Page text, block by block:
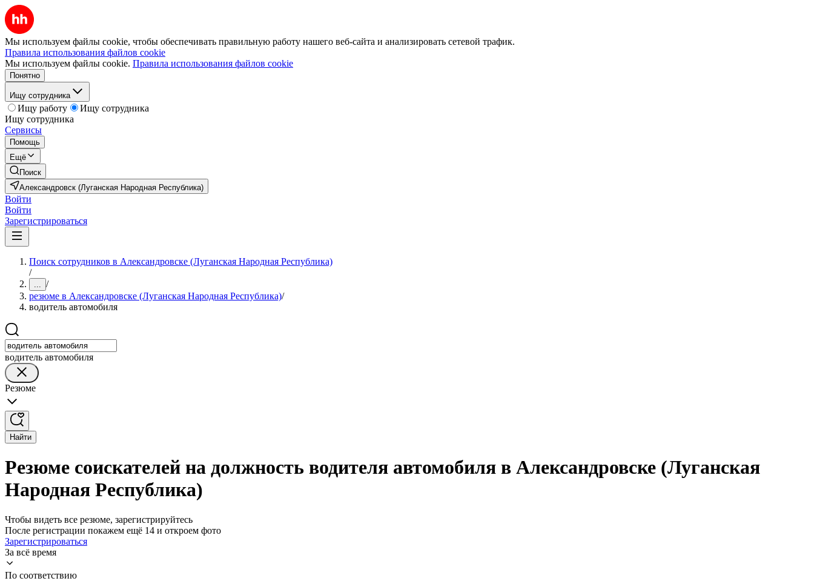
Мы используем файлы cookie, чтобы обеспечивать правильную работу нашего веб-сайта и анализировать сетевой трафик.
Правила использования файлов cookie
Мы используем файлы cookie. Правила использования файлов cookie
Понятно
Ищу сотрудника
Ищу работу
Ищу сотрудника
Ищу сотрудника
Сервисы
Помощь
Ещё
Поиск
Александровск (Луганская Народная Республика)
Войти
Войти
Зарегистрироваться
Поиск сотрудников в Александровске (Луганская Народная Республика)
/
... /
резюме в Александровске (Луганская Народная Республика)/
водитель автомобиля
водитель автомобиля
Резюме
Найти
Резюме соискателей на должность водителя автомобиля в Александровске (Луганская
Народная Республика)
Чтобы видеть все резюме, зарегистрируйтесь
После регистрации покажем ещё 14 и откроем фото
Зарегистрироваться
За всё время
По соответствию